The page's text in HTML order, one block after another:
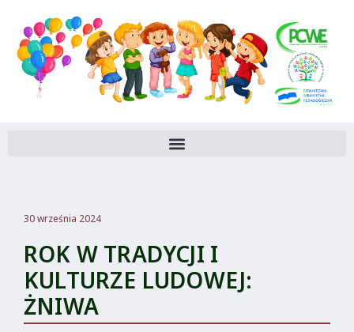
30 września 2024
ROK W TRADYCJI I
KULTURZE LUDOWEJ:
ŻNIWA